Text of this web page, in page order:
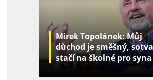
Mirek Topolánek: Můj
důchod je směšný, sotva
stačí na školné pro syna